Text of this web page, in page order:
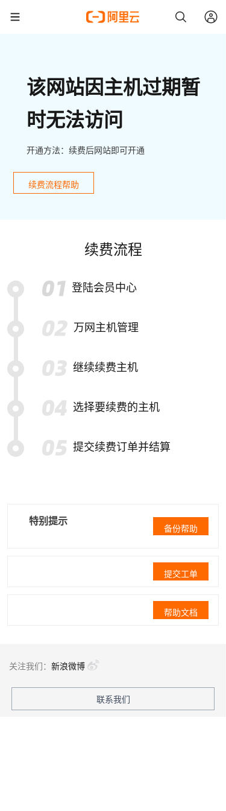
该网站因主机过期暂
时无法访问
开通方法：续费后网站即可开通
续费流程帮助
续费流程
登陆会员中心
万网主机管理
继续续费主机
选择要续费的主机
提交续费订单并结算
特别提示
备份帮助
提交工单
帮助文档